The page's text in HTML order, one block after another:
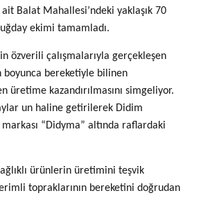
Balat Mahallesi’ndeki yaklaşık 70
ekimi tamamladı.
özverili çalışmalarıyla gerçekleşen
boyunca bereketiyle bilinen
üretime kazandırılmasını simgeliyor.
un haline getirilerek Didim
“Didyma” altında raflardaki
ürünlerin üretimini teşvik
topraklarının bereketini doğrudan